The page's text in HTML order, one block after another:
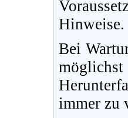
Hinweise.
Bei
immer zu